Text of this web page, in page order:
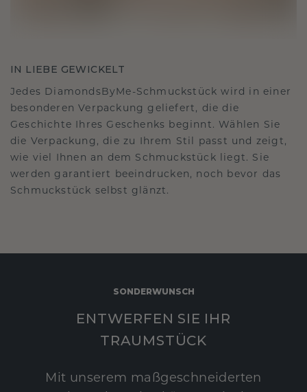
IN LIEBE GEWICKELT
Jedes DiamondsByMe-Schmuckstück wird in einer
besonderen Verpackung geliefert, die die
Geschichte Ihres Geschenks beginnt. Wählen Sie
die Verpackung, die zu Ihrem Stil passt und zeigt,
wie viel Ihnen an dem Schmuckstück liegt. Sie
werden garantiert beeindrucken, noch bevor das
Schmuckstück selbst glänzt.
SONDERWUNSCH
ENTWERFEN SIE IHR
TRAUMSTÜCK
Mit unserem maßgeschneiderten